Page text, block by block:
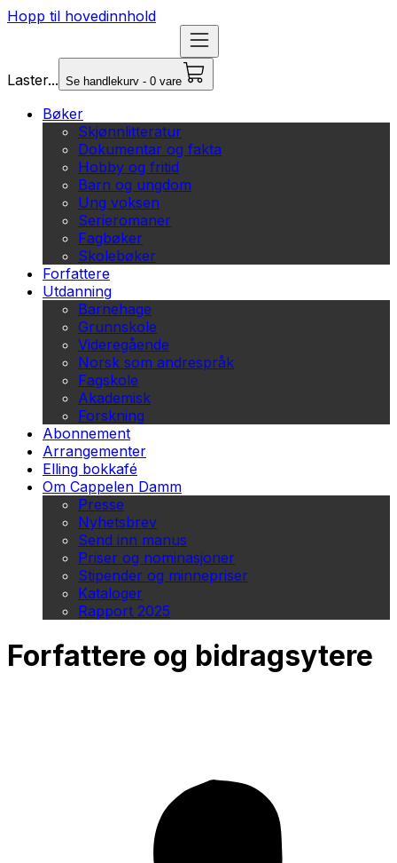
Hopp til hovedinnhold
Laster... Se handlekurv - 0 vare
Bøker
Skjønnlitteratur
Dokumentar og fakta
Hobby og fritid
Barn og ungdom
Ung voksen
Serieromaner
Fagbøker
Skolebøker
Forfattere
Utdanning
Barnehage
Grunnskole
Videregående
Norsk som andrespråk
Fagskole
Akademisk
Forskning
Abonnement
Arrangementer
Elling bokkafé
Om Cappelen Damm
Presse
Nyhetsbrev
Send inn manus
Priser og nominasjoner
Stipender og minnepriser
Kataloger
Rapport 2025
Forfattere og bidragsytere